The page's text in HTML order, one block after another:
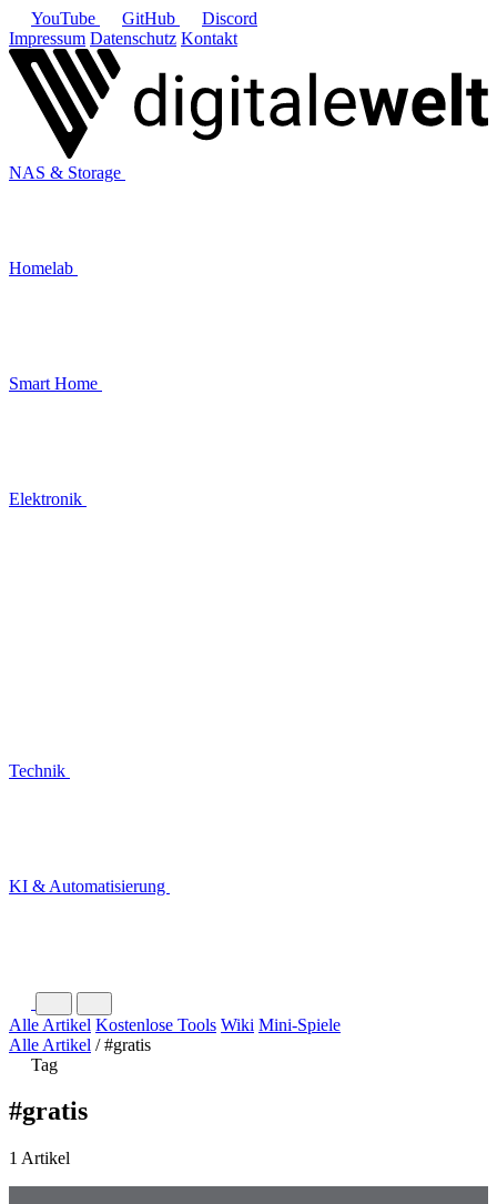
YouTube GitHub
Discord
Impressum Datenschutz Kontakt
NAS & Storage
Homelab
Smart Home
Elektronik
Technik
KI & Automatisierung
Alle Artikel Kostenlose Tools Wiki Mini-Spiele
Alle Artikel / #gratis
Tag
#gratis
1 Artikel